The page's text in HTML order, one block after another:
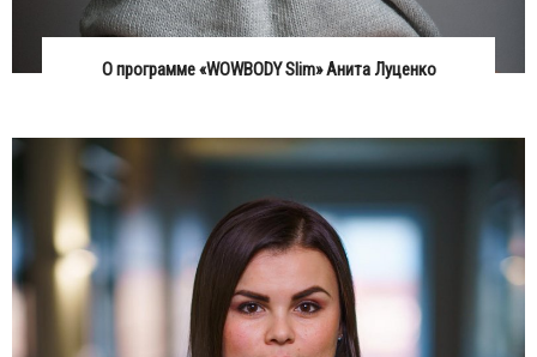
О программе «WOWBODY Slim» Анита Луценко